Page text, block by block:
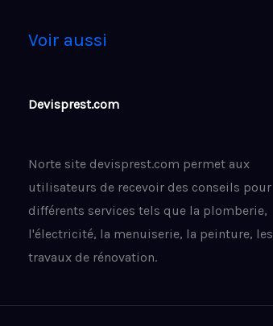
Voir aussi
Devisprest.com
Norte site devisprest.com permet aux
utilisateurs de recevoir des conseils pour
différents services tels que la plomberie,
l'électricité, la menuiserie, la peinture, les
travaux de rénovation.